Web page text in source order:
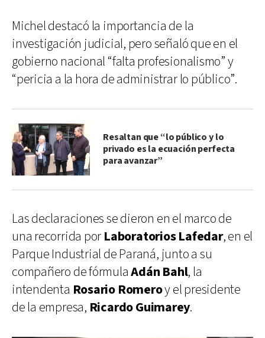
Michel destacó la importancia de la
investigación judicial, pero señaló que en el
gobierno nacional “falta profesionalismo” y
“pericia a la hora de administrar lo público”.
Resaltan que “lo público y lo
privado es la ecuación perfecta
para avanzar”
Las declaraciones se dieron en el marco de
una recorrida por Laboratorios Lafedar, en el
Parque Industrial de Paraná, junto a su
compañero de fórmulaAdán Bahl, la
intendenta Rosario Romeroy el presidente
de la empresa, Ricardo Guimarey.